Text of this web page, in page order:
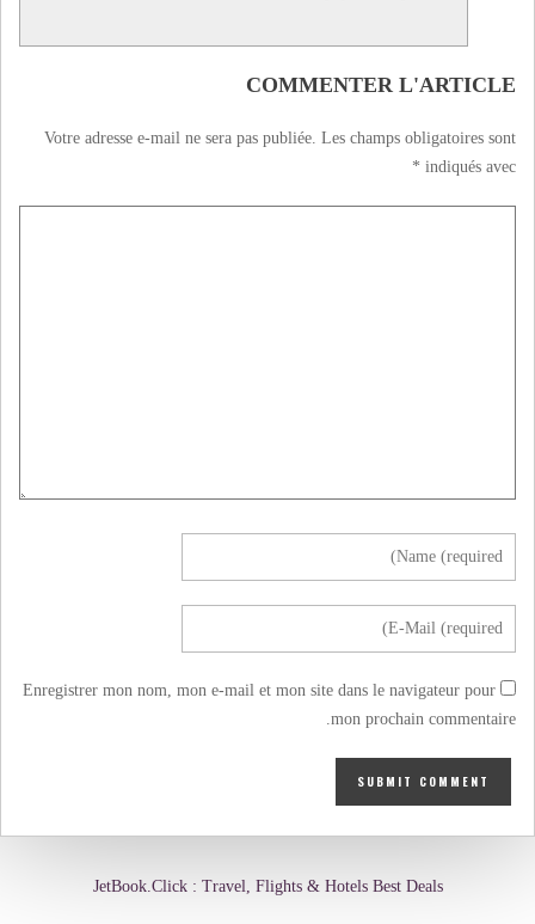
COMMENTER L'ARTICLE
Votre adresse e-mail ne sera pas publiée. Les champs obligatoires sont
indiqués avec
*
Enregistrer mon nom, mon e-mail et mon site dans le navigateur pour
mon prochain commentaire.
JetBook.Click : Travel, Flights & Hotels Best Deals